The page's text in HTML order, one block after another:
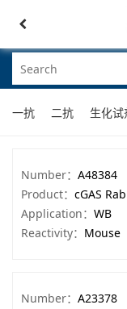
一抗 二抗 生化试
Number： A48384
Product： cGAS
Application： WB
Reactivity： Mouse
Number： A23378